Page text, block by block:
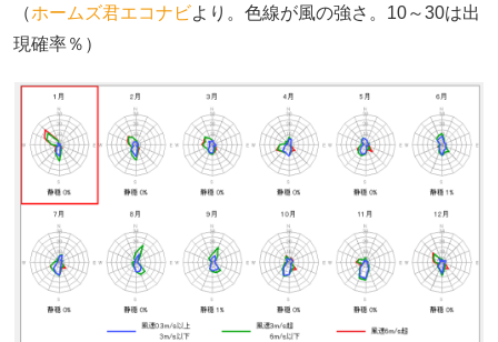
（ホームズ君エコナビより。色線が風の強さ。10～30は出
現確率％）